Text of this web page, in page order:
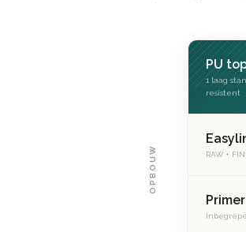
OPBOUW
PU
1 laag
resistent
RAW +